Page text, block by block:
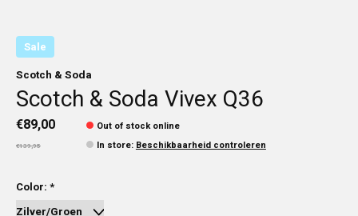
Sale
Scotch & Soda
Scotch & Soda Vivex Q36
€89,00
€139,95
Out of stock online
In store: Beschikbaarheid controleren
Color: *